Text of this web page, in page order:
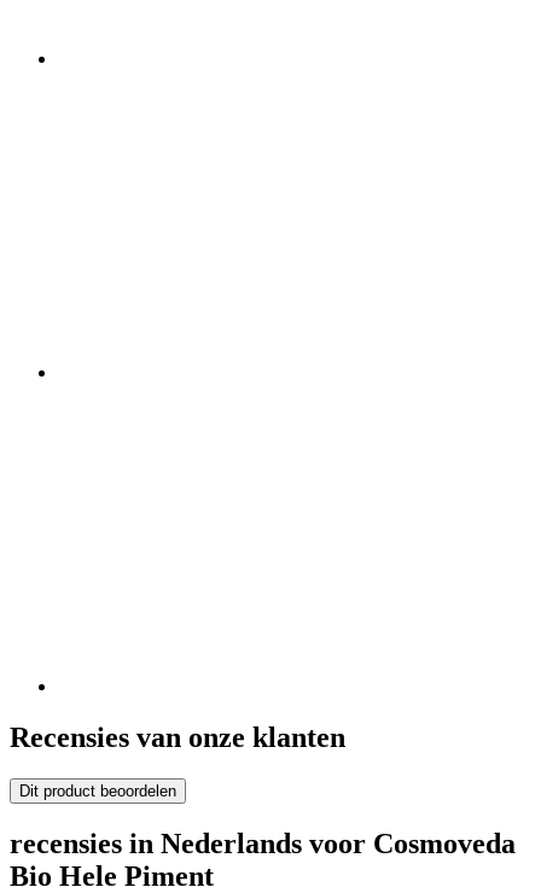
Recensies van onze klanten
Dit product beoordelen
recensies in Nederlands voor Cosmoveda
Bio Hele Piment